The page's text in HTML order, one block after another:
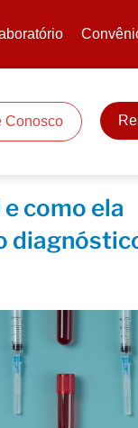
Conosco
como ela